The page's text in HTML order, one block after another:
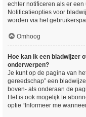
echter notificeren als er
Notificatieopties voor
worden via het
Omhoog
Hoe kan ik een bladwijzer
onderwerpen?
Je kunt op de pagina van
gereedschap” een
boven- als onderaan de
Het is ook mogelijk te
optie “Informeer me